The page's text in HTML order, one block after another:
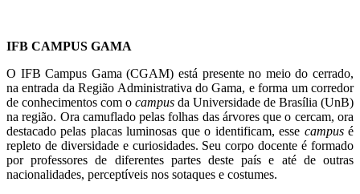
IFB CAMPUS GAMA
O IFB Campus Gama(CGAM) está presente no meio do cerrado,
na entrada da Região Administrativa do Gama, e forma um corredor
de conhecimentos com o campus da Universidade de Brasília (UnB)
na região. Ora camuflado pelas folhas das árvores que o cercam, ora
destacado pelas placas luminosas que o identificam, esse campusé
repleto de diversidade e curiosidades. Seu corpo docente é formado
por professores de diferentes partes deste país e até de outras
nacionalidades, perceptíveis nos sotaques e costumes.